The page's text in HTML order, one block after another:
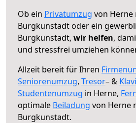
Ob ein Privatumzug von Herne
Burgkunstadt oder ein
Burgkunstadt, wir helfen,
und stressfrei umziehen
Allzeit bereit für Ihren
Seniorenumzug, Tresor– &
Studentenumzug in Herne,
optimale Beiladung von Herne
Burgkunstadt.